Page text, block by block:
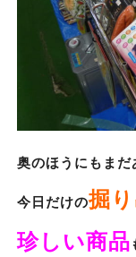
奥のほうにもまだ
今日だけの掘
珍しい商品